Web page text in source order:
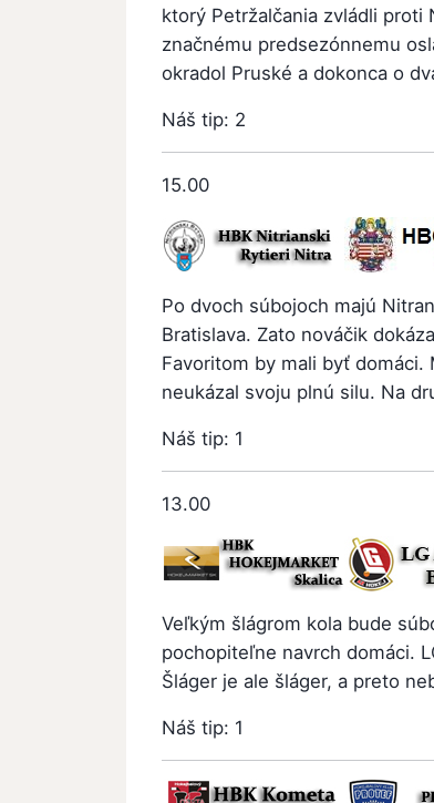
ktorý Petržalčania zvládli proti
značnému predsezónnemu
okradol Pruské a dokonca o
Náš tip: 2
15.00
Po dvoch súbojoch majú
Bratislava. Zato nováčik
Favoritom by mali byť
neukázal svoju plnú silu. Na
Náš tip: 1
13.00
Veľkým šlágrom kola bude
pochopiteľne navrch domáci.
Šláger je ale šláger, a preto
Náš tip: 1